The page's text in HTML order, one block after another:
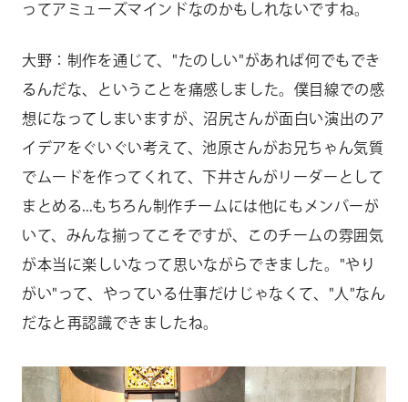
ってアミューズマインドなのかもしれないですね。
大野：制作を通じて、"たのしい"があれば何でもでき
るんだな、ということを痛感しました。僕目線での感
想になってしまいますが、沼尻さんが面白い演出のア
イデアをぐいぐい考えて、池原さんがお兄ちゃん気質
でムードを作ってくれて、下井さんがリーダーとして
まとめる...もちろん制作チームには他にもメンバーが
いて、みんな揃ってこそですが、このチームの雰囲気
が本当に楽しいなって思いながらできました。"やり
がい"って、やっている仕事だけじゃなくて、"人"なん
だなと再認識できましたね。